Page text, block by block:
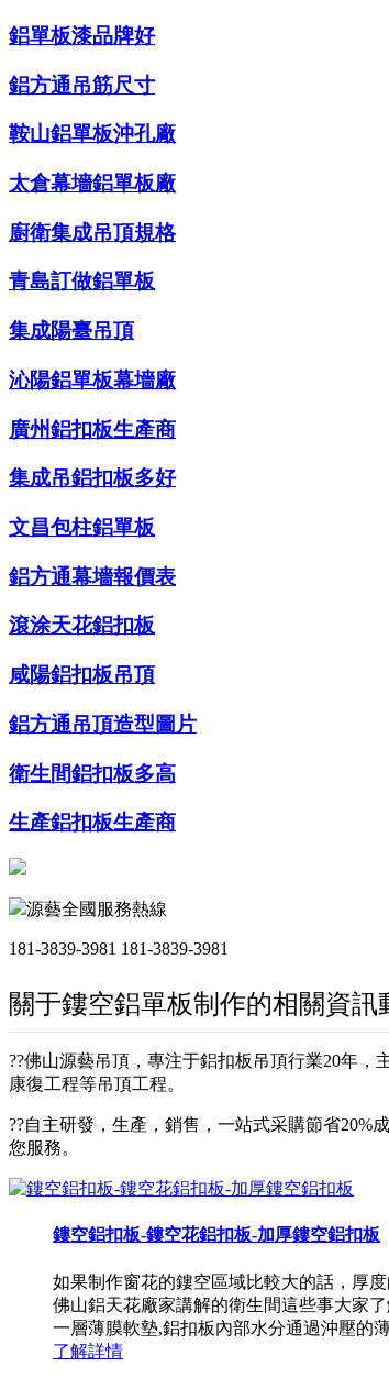
鋁單板漆品牌好
鋁方通吊筋尺寸
鞍山鋁單板沖孔廠
太倉幕墻鋁單板廠
廚衛集成吊頂規格
青島訂做鋁單板
集成陽臺吊頂
沁陽鋁單板幕墻廠
廣州鋁扣板生產商
集成吊鋁扣板多好
文昌包柱鋁單板
鋁方通幕墻報價表
滾涂天花鋁扣板
咸陽鋁扣板吊頂
鋁方通吊頂造型圖片
衛生間鋁扣板多高
生產鋁扣板生產商
源藝全國服務熱線
181-3839-3981 181-3839-3981
關于鏤空鋁單板制作的相關資訊
??佛山源藝吊頂，專注于鋁扣板吊頂行業20年
康復工程等吊頂工程。
??自主研發，生產，銷售，一站式采購節省20%
您服務。
鏤空鋁扣板-鏤空花鋁扣板-加厚鏤空鋁扣板
如果制作窗花的鏤空區域比較大的話，厚
佛山鋁天花廠家講解的衛生間這些事大家
一層薄膜軟墊,鋁扣板內部水分通過沖壓的
了解詳情